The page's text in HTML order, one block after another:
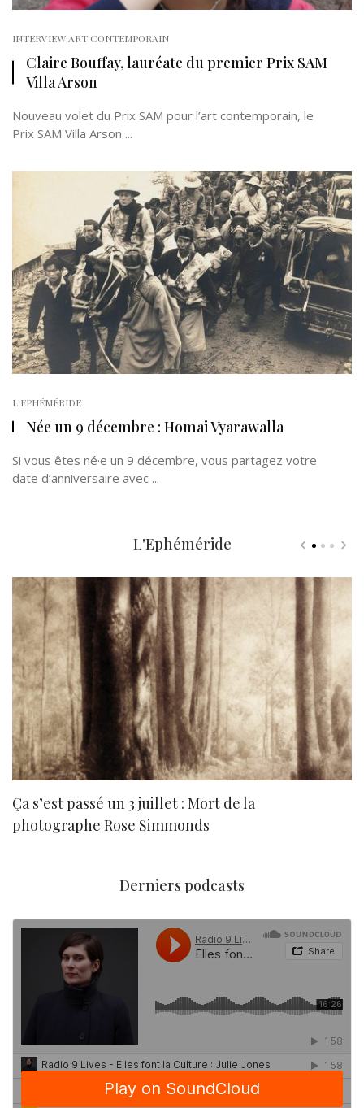
INTERVIEW ART CONTEMPORAIN
Claire Bouffay, lauréate du premier Prix SAM
Villa Arson
Nouveau volet du Prix SAM pour l’art contemporain, le
Prix SAM Villa Arson ...
L'EPHÉMÉRIDE
Née un 9 décembre : Homai Vyarawalla
Si vous êtes né·e un 9 décembre, vous partagez votre
date d’anniversaire avec ...
L'Ephéméride
Ça s’est passé un 3 juillet : Mort de la
photographe Rose Simmonds
Derniers podcasts